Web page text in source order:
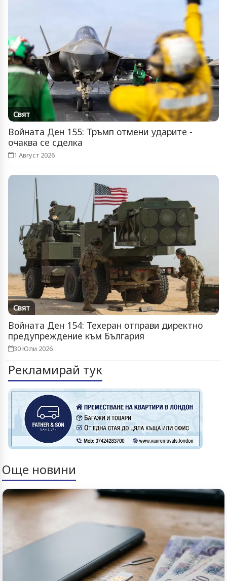
Свят
Войната Ден 155: Тръмп отмени ударите -
очаква се сделка
1 Август 2026
Свят
Войната Ден 154: Техеран отправи директно
предупреждение към България
30 Юли 2026
Рекламирай тук
Още новини